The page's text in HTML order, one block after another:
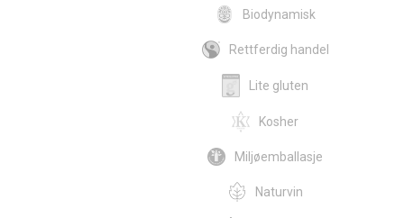
Biodynamisk
Rettferdig handel
Lite gluten
Kosher
Miljøemballasje
Naturvin